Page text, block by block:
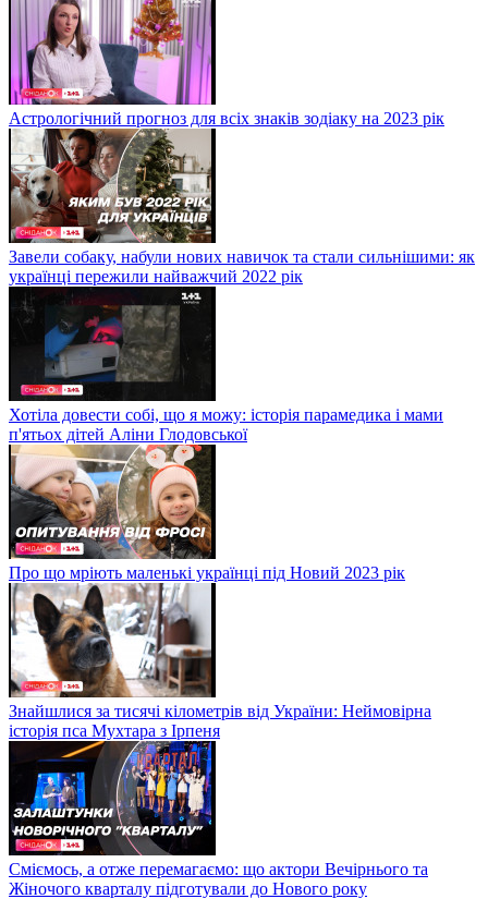
Астрологічний прогноз для всіх знаків зодіаку на 2023 рік
Завели собаку, набули нових навичок та стали сильнішими: як
українці пережили найважчий 2022 рік
Хотіла довести собі, що я можу: історія парамедика і мами
п'ятьох дітей Аліни Глодовської
Про що мріють маленькі українці під Новий 2023 рік
Знайшлися за тисячі кілометрів від України: Неймовірна
історія пса Мухтара з Ірпеня
Сміємось, а отже перемагаємо: що актори Вечірнього та
Жіночого кварталу підготували до Нового року